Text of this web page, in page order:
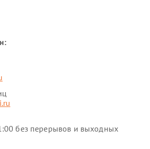
без перерывов и выходных